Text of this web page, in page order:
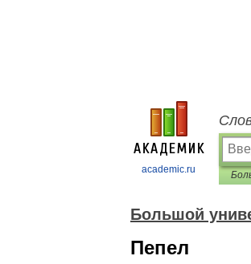
academic.ru
Большой
Пепел